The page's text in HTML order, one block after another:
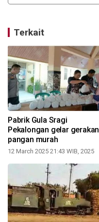
Terkait
Pabrik Gula Sragi
Pekalongan gelar gerakan
pangan murah
12 March 2025 21:43 WIB, 2025